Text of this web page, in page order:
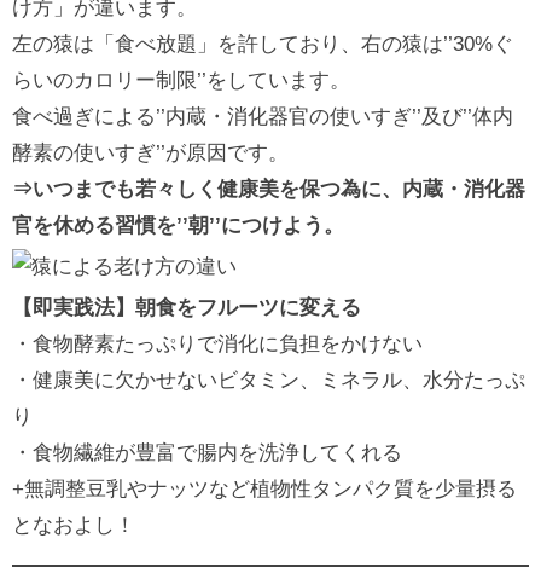
け方」が違います。
左の猿は「食べ放題」を許しており、右の猿は’’30%ぐ
らいのカロリー制限’’をしています。
食べ過ぎによる’’内蔵・消化器官の使いすぎ’’及び’’体内
酵素の使いすぎ’’が原因です。
⇒いつまでも若々しく健康美を保つ為に、内蔵・消化器
官を休める習慣を’’朝’’につけよう。
【即実践法】朝食をフルーツに変える
・食物酵素たっぷりで消化に負担をかけない
・健康美に欠かせないビタミン、ミネラル、水分たっぷ
り
・食物繊維が豊富で腸内を洗浄してくれる
+無調整豆乳やナッツなど植物性タンパク質を少量摂る
となおよし！